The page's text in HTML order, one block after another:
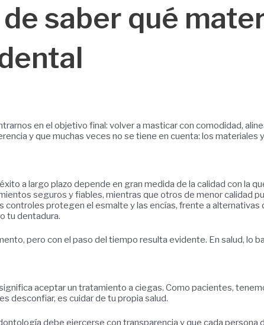
saber qué
en el objetivo final: volver a masticar con comodidad,
y que muchas veces no se tiene en cuenta: los materiales
a largo plazo depende en gran medida de la calidad con la
seguros y fiables, mientras que otros de menor calidad
protegen el esmalte y las encías, frente a
tu dentadura.
pero con el paso del tiempo resulta evidente. En salud, lo
aceptar un tratamiento a ciegas. Como pacientes,
desconfiar, es cuidar de tu propia salud.
debe ejercerse con transparencia y que cada persona